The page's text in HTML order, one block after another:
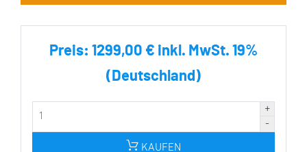
Preis: 1299,00 € inkl. MwSt. 19%
(Deutschland)
KAUFEN